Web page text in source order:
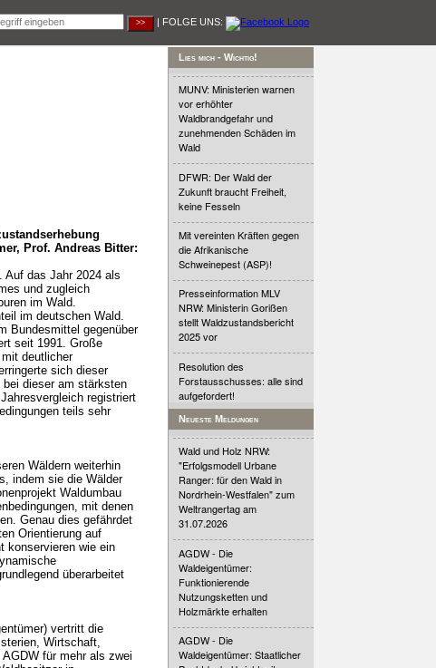
| FOLGE UNS:
Prof. Andreas Bitter:
Auf das Jahr 2024 als
und zugleich
im Wald.
im deutschen Wald.
Bundesmittel gegenüber
seit 1991. Große
deutlicher
sich dieser
dieser am stärksten
registriert
teils sehr
Wäldern weiterhin
indem sie die Wälder
Waldumbau
mit denen
Genau dies gefährdet
Orientierung auf
konservieren wie ein
überarbeitet
vertritt die
Wirtschaft,
für mehr als zwei
Lies mich - Wichtig!
MUNV: Ministerien warnen
vor erhöhter
Waldbrandgefahr und
zunehmenden Schäden im
Wald
DFWR: Der Wald der
Zukunft braucht Freiheit,
keine Fesseln
Mit vereinten Kräften gegen
die Afrikanische
Schweinepest (ASP)!
Presseinformation MLV
NRW: Ministerin Gorißen
stellt Waldzustandsbericht
2025 vor
Resolution des
Forstausschusses: alle sind
aufgefordert!
Neueste Meldungen
Wald und Holz NRW:
"Erfolgsmodell Urbane
Ranger: für den Wald in
Nordrhein-Westfalen" zum
Weltrangertag am
31.07.2026
AGDW - Die
Waldeigentümer:
Funktionierende
Nutzungsketten und
Holzmärkte erhalten
AGDW - Die
Waldeigentümer: Staatlicher